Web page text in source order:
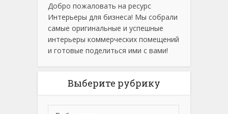
Добро пожаловать на ресурс
Интерьеры для бизнеса! Мы собрали
самые оригинальные и успешные
интерьеры коммерческих помещений
и готовые поделиться ими с вами!
Выберите рубрику